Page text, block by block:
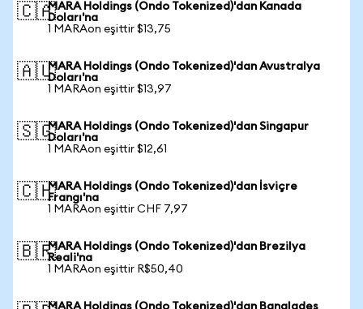
🇨🇦MARA Holdings (Ondo Tokenized)'dan Kanada
Doları'na
1 MARAon eşittir $13,75
🇦🇺MARA Holdings (Ondo Tokenized)'dan Avustralya
Doları'na
1 MARAon eşittir $13,97
🇸🇬MARA Holdings (Ondo Tokenized)'dan Singapur
Doları'na
1 MARAon eşittir $12,61
🇨🇭MARA Holdings (Ondo Tokenized)'dan İsviçre
Frangı'na
1 MARAon eşittir CHF 7,97
🇧🇷MARA Holdings (Ondo Tokenized)'dan Brezilya
Reali'na
1 MARAon eşittir R$50,40
MARA Holdings (Ondo Tokenized)'dan Bangladeş